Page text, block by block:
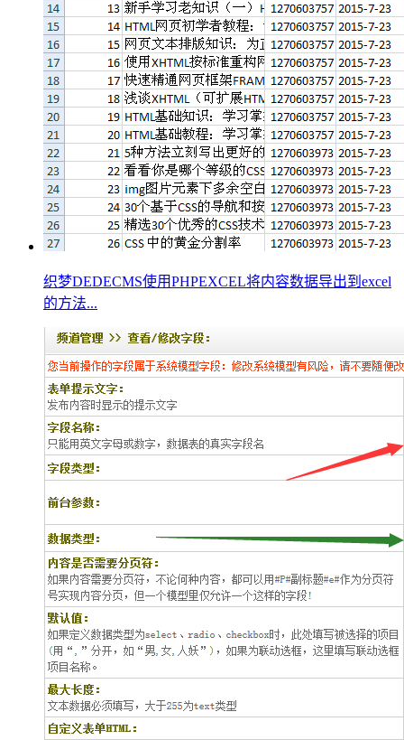
织梦DEDECMS使用PHPEXCEL将内容数据导出到excel
的方法...